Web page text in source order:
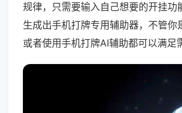
规律，只需要输入自己想要的开挂功
生成出手机打牌专用辅助器，不管你
或者使用手机打牌AI辅助都可以满足